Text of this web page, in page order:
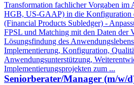
Transformation fachlicher Vorgaben im
HGB, US-GAAP) in die Konfiguration
(Financial Products Subledger) -
FPSL und Matching mit den Daten der
Lösungsfindung des
Implementierung, Konfiguration,
Anwendungsunterstützung,
Implementierungsprojekten zum ...
Seniorberater/Manager (m/w/